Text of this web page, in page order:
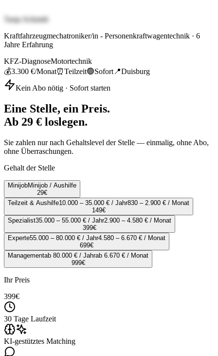
Tanja Schmidt
Kraftfahrzeugmechatroniker/in - Personenkraftwagentechnik · 6
Jahre Erfahrung
KFZ-DiagnoseMotortechnik
💰3.300 €/Monat⏰Teilzeit🟢Sofort 📍Duisburg
Kein Abo nötig · Sofort starten
Eine Stelle, ein Preis.
Ab 29 € loslegen.
Sie zahlen nur nach Gehaltslevel der Stelle — einmalig, ohne Abo,
ohne Überraschungen.
Gehalt der Stelle
MinijobMinijob / Aushilfe
29€
Teilzeit & Aushilfe10.000 – 35.000 € / Jahr830 – 2.900 € / Monat
149€
Spezialist35.000 – 55.000 € / Jahr2.900 – 4.580 € / Monat
399€
Experte55.000 – 80.000 € / Jahr4.580 – 6.670 € / Monat
699€
Managementab 80.000 € / Jahrab 6.670 € / Monat
999€
Ihr Preis
399€
30 Tage Laufzeit
KI-gestütztes Matching